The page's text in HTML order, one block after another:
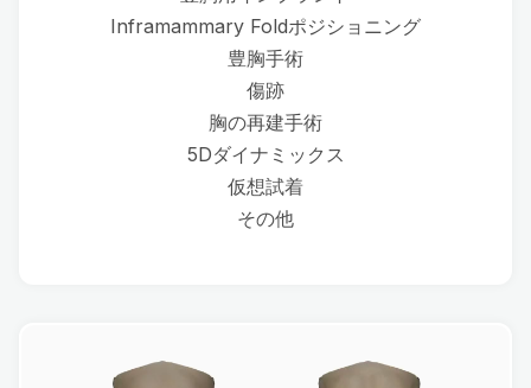
Inframammary Foldポジショニング
豊胸手術
傷跡
胸の再建手術
5Dダイナミックス
仮想試着
その他